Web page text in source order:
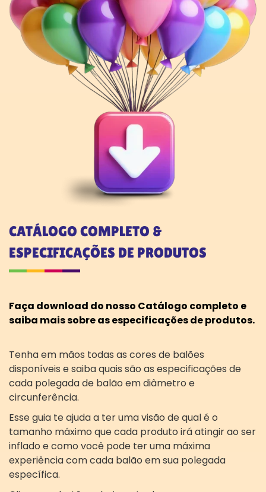
CATÁLOGO COMPLETO &
ESPECIFICAÇÕES DE PRODUTOS
Faça download do nosso Catálogo completo e
saiba mais sobre as especificações de produtos.
Tenha em mãos todas as cores de balões
disponíveis e saiba quais são as especificações de
cada polegada de balão em diâmetro e
circunferência.
Esse guia te ajuda a ter uma visão de qual é o
tamanho máximo que cada produto irá atingir ao ser
inflado e como você pode ter uma máxima
experiência com cada balão em sua polegada
específica.